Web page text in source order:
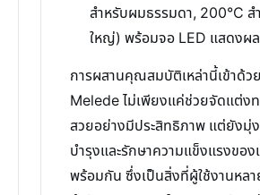
สำหรับผมธรรมดา, 200°C ส
ใหญ่) พร้อมจอ LED แสดงผ
การผสานคุณสมบัติเหล่านี้เข้าด้ว
Melede ไม่เพียงแค่ช่วยจัดแต่ง
สวยอย่างมีประสิทธิภาพ แต่ยังมุ่
บำรุงและรักษาความแข็งแรงของ
พร้อมกัน ซึ่งเป็นสิ่งที่ผู้ใช้งานหล